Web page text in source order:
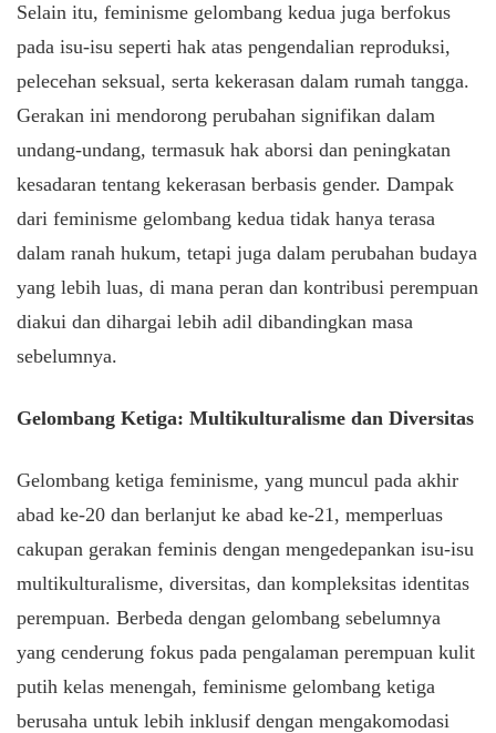
Selain itu, feminisme gelombang kedua juga berfokus
pada isu-isu seperti hak atas pengendalian reproduksi,
pelecehan seksual, serta kekerasan dalam rumah tangga.
Gerakan ini mendorong perubahan signifikan dalam
undang-undang, termasuk hak aborsi dan peningkatan
kesadaran tentang kekerasan berbasis gender. Dampak
dari feminisme gelombang kedua tidak hanya terasa
dalam ranah hukum, tetapi juga dalam perubahan budaya
yang lebih luas, di mana peran dan kontribusi perempuan
diakui dan dihargai lebih adil dibandingkan masa
sebelumnya.
Gelombang Ketiga: Multikulturalisme dan Diversitas
Gelombang ketiga feminisme, yang muncul pada akhir
abad ke-20 dan berlanjut ke abad ke-21, memperluas
cakupan gerakan feminis dengan mengedepankan isu-isu
multikulturalisme, diversitas, dan kompleksitas identitas
perempuan. Berbeda dengan gelombang sebelumnya
yang cenderung fokus pada pengalaman perempuan kulit
putih kelas menengah, feminisme gelombang ketiga
berusaha untuk lebih inklusif dengan mengakomodasi